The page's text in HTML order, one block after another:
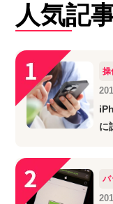
人気記
操
に
バ